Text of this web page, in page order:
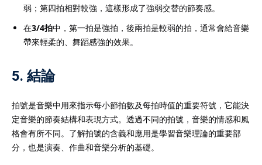
弱；第四拍相對較強，這樣形成了強弱交替的節奏感。
在3/4拍中，第一拍是強拍，後兩拍是較弱的拍，通常會給音樂
帶來輕柔的、舞蹈感強的效果。
5. 結論
拍號是音樂中用來指示每小節拍數及每拍時值的重要符號，它能決
定音樂的節奏結構和表現方式。透過不同的拍號，音樂的情感和風
格會有所不同。了解拍號的含義和應用是學習音樂理論的重要部
分，也是演奏、作曲和音樂分析的基礎。